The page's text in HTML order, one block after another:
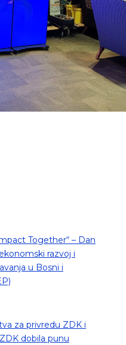
Together“ – Dan
razvoj i
u Bosni i
za privredu ZDK i
dobila punu